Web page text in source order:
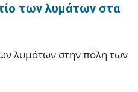
των λυμάτων στα
λυμάτων στην πόλη των